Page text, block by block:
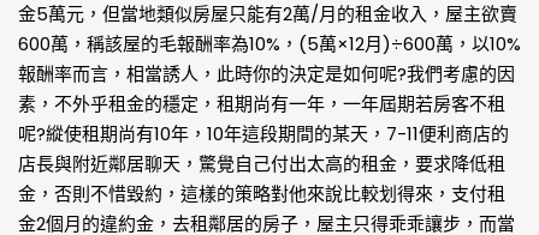
金5萬元，但當地類似房屋只能有2萬/月的租金收入，屋主欲賣
600萬，稱該屋的毛報酬率為10%，(5萬×12月)÷600萬，以10%
報酬率而言，相當誘人，此時你的決定是如何呢?我們考慮的因
素，不外乎租金的穩定，租期尚有一年，一年屆期若房客不租
呢?縱使租期尚有10年，10年這段期間的某天，7-11便利商店的
店長與附近鄰居聊天，驚覺自己付出太高的租金，要求降低租
金，否則不惜毀約，這樣的策略對他來說比較划得來，支付租
金2個月的違約金，去租鄰居的房子，屋主只得乖乖讓步，而當